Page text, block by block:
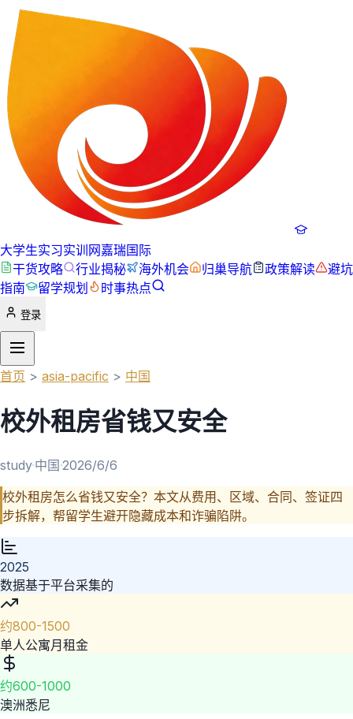
大学生实习实训网嘉瑞国际
干货攻略
行业揭秘 海外机会 归巢导航 政策解读
避坑
指南
留学规划 时事热点
登录
首页 > asia-pacific > 中国
校外租房省钱又安全
study·中国·2026/6/6
校外租房怎么省钱又安全？本文从费用、区域、合同、签证四
步拆解，帮留学生避开隐藏成本和诈骗陷阱。
2025
数据基于平台采集的
约800-1500
单人公寓月租金
约600-1000
澳洲悉尼